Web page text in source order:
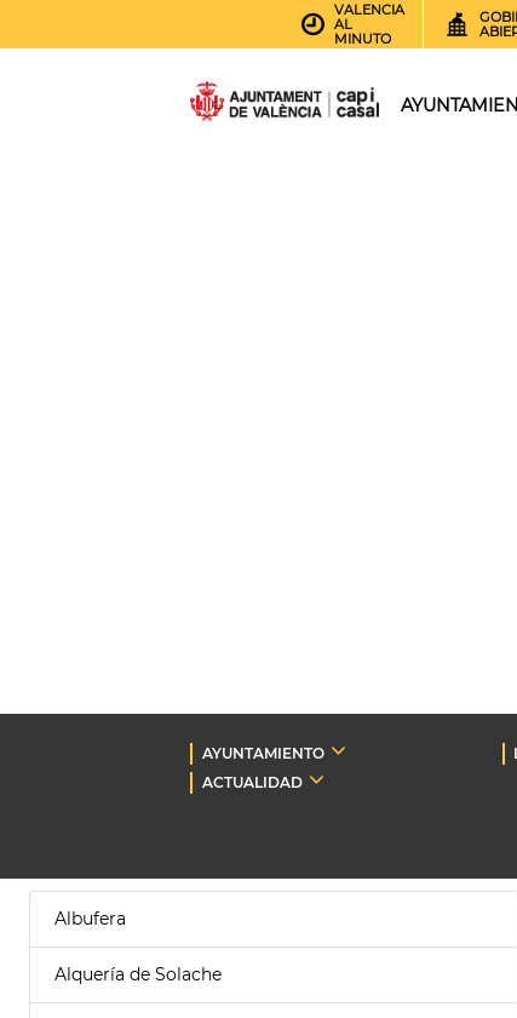
VALENCIA
AL
MINUTO
AYUNTAMIENTO
ACTUALIDAD
Albufera
Alquería de Solache